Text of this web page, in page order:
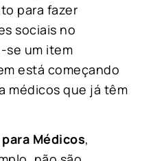
para fazer
sociais no
se um item
está começando
médicos que já têm
Médicos,